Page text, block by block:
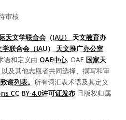
审核
天文学联合会（IAU） 天文教育办
学联合会（IAU） 天文推广办公室
语和定义由 OAE中心, OAE 国家天
以及其他志愿者共同选择、撰写和审
谢列表。 所有词汇表术语及其定义
CC BY-4.0许可证发布 且版权归属